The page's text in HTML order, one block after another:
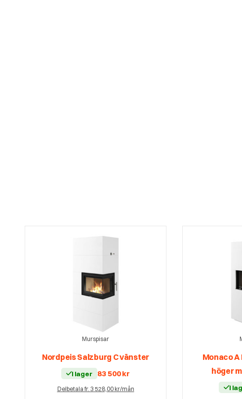
Murspisar
Nordpeis Salzburg C vänster
I lager 83 500kr
Delbetala fr. 3 528,00 kr/mån
Monaco A
höger
I